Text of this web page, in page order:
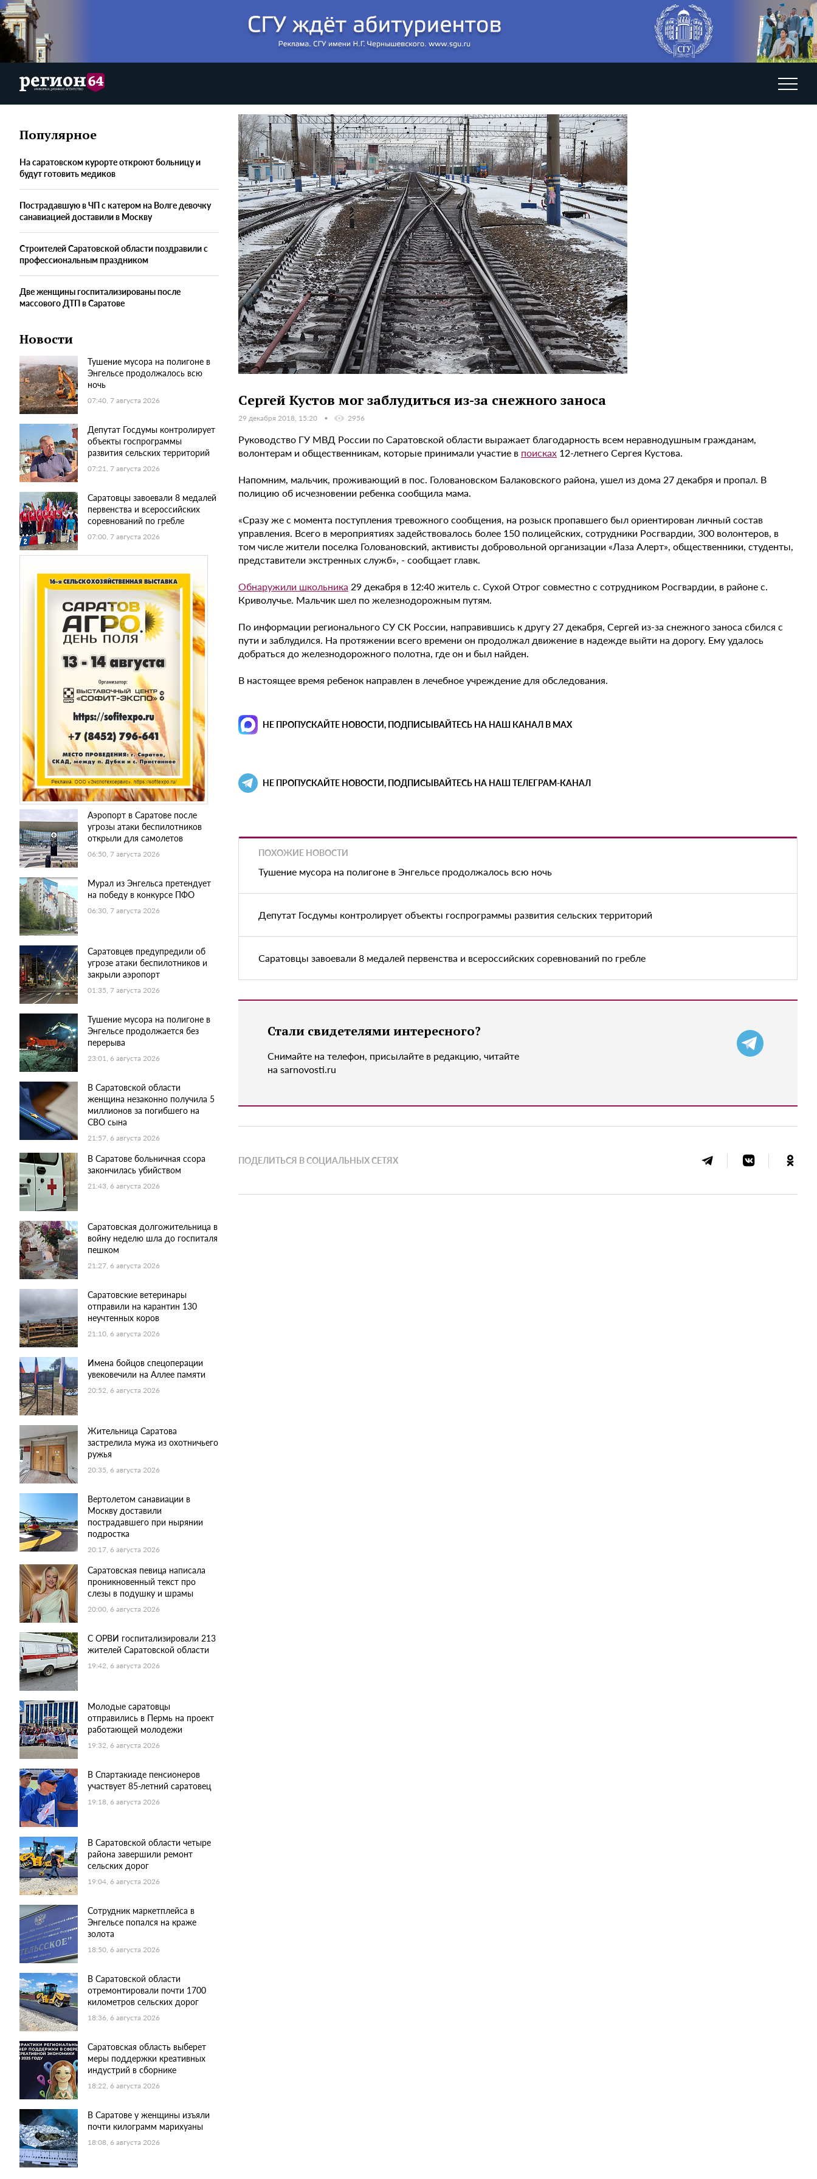
Популярное
На саратовском курорте откроют больницу и
будут готовить медиков
Пострадавшую в ЧП с катером на Волге девочку
санавиацией доставили в Москву
Строителей Саратовской области поздравили с
профессиональным праздником
Две женщины госпитализированы после
массового ДТП в Саратове
Новости
Тушение мусора на полигоне в
Энгельсе продолжалось всю
ночь
07:40, 7 августа 2026
Депутат Госдумы контролирует
объекты госпрограммы
развития сельских территорий
07:21, 7 августа 2026
Саратовцы завоевали 8 медалей
первенства и всероссийских
соревнований по гребле
07:00, 7 августа 2026
Аэропорт в Саратове после
угрозы атаки беспилотников
открыли для самолетов
06:50, 7 августа 2026
Мурал из Энгельса претендует
на победу в конкурсе ПФО
06:30, 7 августа 2026
Саратовцев предупредили об
угрозе атаки беспилотников и
закрыли аэропорт
01:35, 7 августа 2026
Тушение мусора на полигоне в
Энгельсе продолжается без
перерыва
23:01, 6 августа 2026
В Саратовской области
женщина незаконно получила 5
миллионов за погибшего на
СВО сына
21:57, 6 августа 2026
В Саратове больничная ссора
закончилась убийством
21:43, 6 августа 2026
Саратовская долгожительница в
войну неделю шла до госпиталя
пешком
21:27, 6 августа 2026
Саратовские ветеринары
отправили на карантин 130
неучтенных коров
21:10, 6 августа 2026
Имена бойцов спецоперации
увековечили на Аллее памяти
20:52, 6 августа 2026
Жительница Саратова
застрелила мужа из охотничьего
ружья
20:35, 6 августа 2026
Вертолетом санавиации в
Москву доставили
пострадавшего при нырянии
подростка
20:17, 6 августа 2026
Саратовская певица написала
проникновенный текст про
слезы в подушку и шрамы
20:00, 6 августа 2026
С ОРВИ госпитализировали 213
жителей Саратовской области
19:42, 6 августа 2026
Молодые саратовцы
отправились в Пермь на проект
работающей молодежи
19:32, 6 августа 2026
В Спартакиаде пенсионеров
участвует 85-летний саратовец
19:18, 6 августа 2026
В Саратовской области четыре
района завершили ремонт
сельских дорог
19:04, 6 августа 2026
Сотрудник маркетплейса в
Энгельсе попался на краже
золота
18:50, 6 августа 2026
В Саратовской области
отремонтировали почти 1700
километров сельских дорог
18:36, 6 августа 2026
Саратовская область выберет
меры поддержки креативных
индустрий в сборнике
18:22, 6 августа 2026
В Саратове у женщины изъяли
почти килограмм марихуаны
18:08, 6 августа 2026
Сергей Кустов мог заблудиться из-за снежного заноса
29 декабря 2018, 15:20 2956
Руководство ГУ МВД России по Саратовской области выражает благодарность всем неравнодушным гражданам,
волонтерам и общественникам, которые принимали участие в поисках 12-летнего Сергея Кустова.
Напомним, мальчик, проживающий в пос. Головановском Балаковского района, ушел из дома 27 декабря и пропал. В
полицию об исчезновении ребенка сообщила мама.
«Сразу же с момента поступления тревожного сообщения, на розыск пропавшего был ориентирован личный состав
управления. Всего в мероприятиях задействовалось более 150 полицейских, сотрудники Росгвардии, 300 волонтеров, в
том числе жители поселка Головановский, активисты добровольной организации «Лаза Алерт», общественники, студенты,
представители экстренных служб», - сообщает главк.
Обнаружили школьника 29 декабря в 12:40 житель с. Сухой Отрог совместно с сотрудником Росгвардии, в районе с.
Криволучье. Мальчик шел по железнодорожным путям.
По информации регионального СУ СК России, направившись к другу 27 декабря, Сергей из-за снежного заноса сбился с
пути и заблудился. На протяжении всего времени он продолжал движение в надежде выйти на дорогу. Ему удалось
добраться до железнодорожного полотна, где он и был найден.
В настоящее время ребенок направлен в лечебное учреждение для обследования.
НЕ ПРОПУСКАЙТЕ НОВОСТИ, ПОДПИСЫВАЙТЕСЬ НА НАШ КАНАЛ В MAX
НЕ ПРОПУСКАЙТЕ НОВОСТИ, ПОДПИСЫВАЙТЕСЬ НА НАШ ТЕЛЕГРАМ-КАНАЛ
ПОХОЖИЕ НОВОСТИ
Тушение мусора на полигоне в Энгельсе продолжалось всю ночь
Депутат Госдумы контролирует объекты госпрограммы развития сельских территорий
Саратовцы завоевали 8 медалей первенства и всероссийских соревнований по гребле
Стали свидетелями интересного?
Снимайте на телефон, присылайте в редакцию, читайте
на sarnovosti.ru
ПОДЕЛИТЬСЯ В СОЦИАЛЬНЫХ СЕТЯХ